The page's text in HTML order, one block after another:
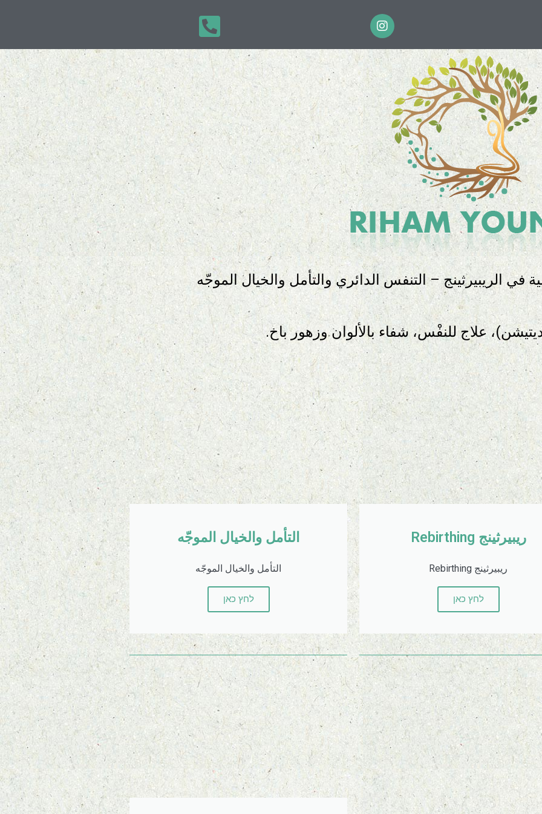
I
n
t
a
g
r
a
m
الريبيرثينج – التنفس الدائري والتأمل والخيال الموجّه
علاج للنفْس، شفاء بالألوان وزهور باخ.
ريبيرثينج Rebirthing
ريبيرثينج Rebirthing
לחץ כאן
التأمل والخيال الموجّه
التأمل والخيال الموجّه
לחץ כאן